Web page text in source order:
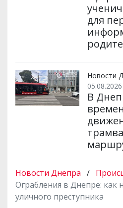
для
Новости
В
Новости Днепра /
Ограбления в Днепре: как
уличного преступника